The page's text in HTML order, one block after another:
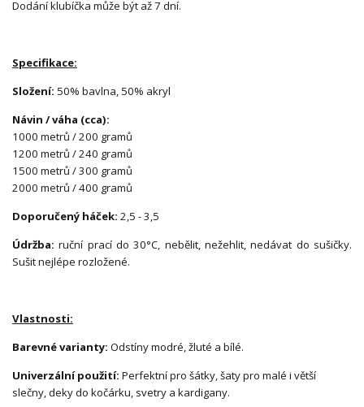
Dodání klubíčka může být až 7 dní.
Specifikace:
Složení: 50% bavlna, 50% akryl
Návin / váha (cca):
1000 metrů / 200 gramů
1200 metrů / 240 gramů
1500 metrů / 300 gramů
2000 metrů / 400 gramů
Doporučený háček: 2,5 - 3,5
Údržba: ruční prací do 30°C, nebělit, nežehlit, nedávat do sušičky.
Sušit nejlépe rozložené.
Vlastnosti:
Barevné varianty: Odstíny modré, žluté a bílé.
Univerzální použití: Perfektní pro šátky, šaty pro malé i větší
slečny, deky do kočárku, svetry a kardigany.